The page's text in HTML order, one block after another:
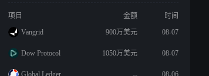
项目 金额
时间
Vangrid
900万美元 08-07
Dow Protocol 1050万美元 08-07
Global Ledger -- 08-06